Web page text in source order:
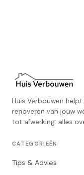
Huis Verbouwen
renoveren van jouw
tot afwerking: alles
CATEGORIEËN
Tips & Advies